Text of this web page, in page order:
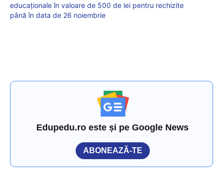
educaționale în valoare de 500 de lei pentru rechizite
până în data de 26 noiembrie
Edupedu.ro este și pe Google News
ABONEAZĂ-TE